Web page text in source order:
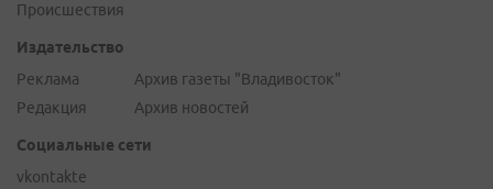
Происшествия
Издательство
Реклама
Редакция
Архив газеты "Владивосток"
Архив новостей
Социальные сети
vkontakte